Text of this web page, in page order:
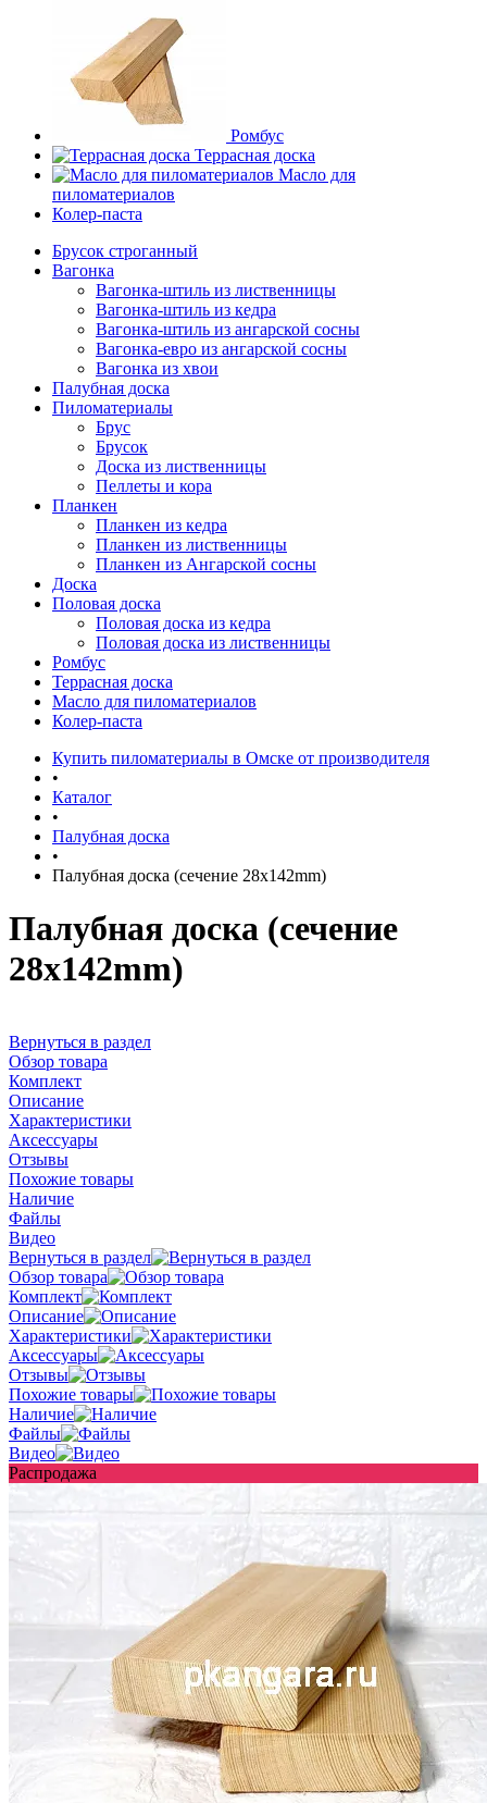
Ромбус
Террасная доска
Масло для
пиломатериалов
Колер-паста
Брусок строганный
Вагонка
Вагонка-штиль из лиственницы
Вагонка-штиль из кедра
Вагонка-штиль из ангарской сосны
Вагонка-евро из ангарской сосны
Вагонка из хвои
Палубная доска
Пиломатериалы
Брус
Брусок
Доска из лиственницы
Пеллеты и кора
Планкен
Планкен из кедра
Планкен из лиственницы
Планкен из Ангарской сосны
Доска
Половая доска
Половая доска из кедра
Половая доска из лиственницы
Ромбус
Террасная доска
Масло для пиломатериалов
Колер-паста
Купить пиломатериалы в Омске от производителя
•
Каталог
•
Палубная доска
•
Палубная доска (сечение 28x142mm)
Палубная доска (сечение
28x142mm)
Вернуться в раздел
Обзор товара
Комплект
Описание
Характеристики
Аксессуары
Отзывы
Похожие товары
Наличие
Файлы
Видео
Вернуться в раздел
Обзор товара
Комплект
Описание
Характеристики
Аксессуары
Отзывы
Похожие товары
Наличие
Файлы
Видео
Распродажа